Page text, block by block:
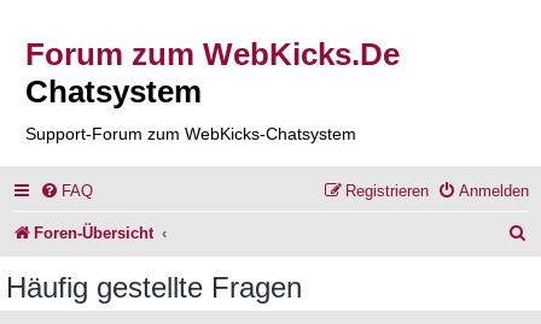
Forum zum WebKicks.De
Chatsystem
Support-Forum zum WebKicks-Chatsystem
FAQ Anmelden
Registrieren
Foren-Übersicht
Häufig gestellte Fragen